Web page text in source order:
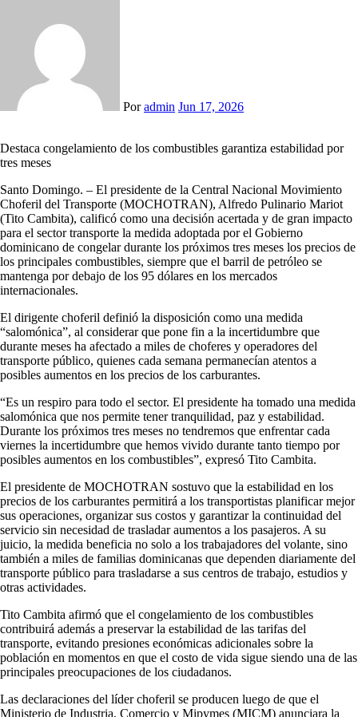
Poradmin Jun 17, 2026
Destaca congelamiento de los combustibles garantiza estabilidad por
tres meses
Santo Domingo. – El presidente de la Central Nacional Movimiento
Choferil del Transporte (MOCHOTRAN), Alfredo Pulinario Mariot
(Tito Cambita), calificó como una decisión acertada y de gran impacto
para el sector transporte la medida adoptada por el Gobierno
dominicano de congelar durante los próximos tres meses los precios de
los principales combustibles, siempre que el barril de petróleo se
mantenga por debajo de los 95 dólares en los mercados
internacionales.
El dirigente choferil definió la disposición como una medida
“salomónica”, al considerar que pone fin a la incertidumbre que
durante meses ha afectado a miles de choferes y operadores del
transporte público, quienes cada semana permanecían atentos a
posibles aumentos en los precios de los carburantes.
“Es un respiro para todo el sector. El presidente ha tomado una medida
salomónica que nos permite tener tranquilidad, paz y estabilidad.
Durante los próximos tres meses no tendremos que enfrentar cada
viernes la incertidumbre que hemos vivido durante tanto tiempo por
posibles aumentos en los combustibles”, expresó Tito Cambita.
El presidente de MOCHOTRAN sostuvo que la estabilidad en los
precios de los carburantes permitirá a los transportistas planificar mejor
sus operaciones, organizar sus costos y garantizar la continuidad del
servicio sin necesidad de trasladar aumentos a los pasajeros. A su
juicio, la medida beneficia no solo a los trabajadores del volante, sino
también a miles de familias dominicanas que dependen diariamente del
transporte público para trasladarse a sus centros de trabajo, estudios y
otras actividades.
Tito Cambita afirmó que el congelamiento de los combustibles
contribuirá además a preservar la estabilidad de las tarifas del
transporte, evitando presiones económicas adicionales sobre la
población en momentos en que el costo de vida sigue siendo una de las
principales preocupaciones de los ciudadanos.
Las declaraciones del líder choferil se producen luego de que el
Ministerio de Industria, Comercio y Mipymes (MICM) anunciara la